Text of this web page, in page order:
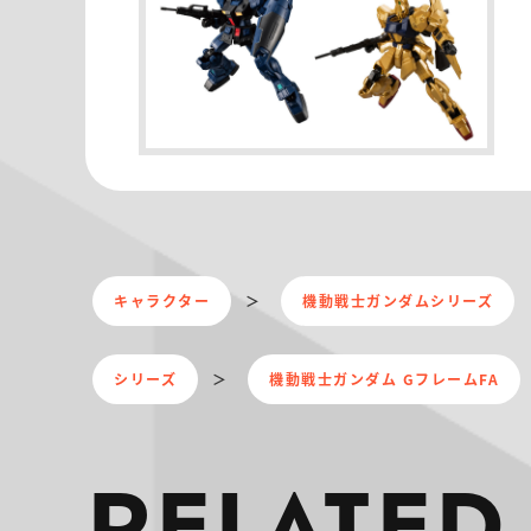
キャラクター 機動戦士ガンダムシリーズ
シリーズ 機動戦士ガンダム GフレームFA